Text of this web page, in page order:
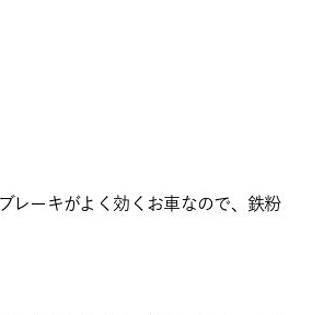
レーキがよく効くお車なので、鉄粉